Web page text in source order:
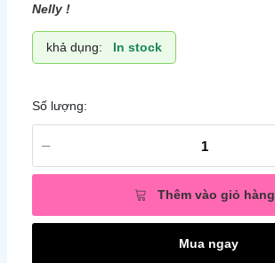
Nelly !
khả dụng: In stock
Số lượng:
Thêm vào giỏ hàng
Mua ngay